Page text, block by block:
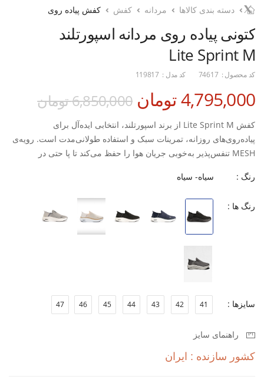
دسته بندی کالاها مردانه کفش کفش پیاده روی
کتونی پیاده روی مردانه اسپورتلند
Lite Sprint M
کد محصول : 74617 کد مدل : 119817
4,795,000 تومان 6,850,000 تومان
کفش Lite Sprint M از برند اسپورتلند، انتخابی ایده‌آل برای
پیاده‌روی‌های روزانه، تمرینات سبک و استفاده طولانی‌مدت است. رویه‌ی
MESH تنفس‌پذیر به‌خوبی جریان هوا را حفظ می‌کند تا پا حتی در
با جذب ضربه مناسب و چسبندگی قابل‌اعتماد، تجربه‌ای نرم، پایدار و
این مدل با قالب استاندارد طراحی شده و فیت راحت و بدون فشار برای
تبدیل کرده است.
زیره EVA + Rubber با ضربه‌گیری و دوام بالا
رنگ : سیاه- سیاه
رنگ ها :
سایزها : 41
42
43
44
45
46
47
راهنمای سایز
کشور سازنده : ایران